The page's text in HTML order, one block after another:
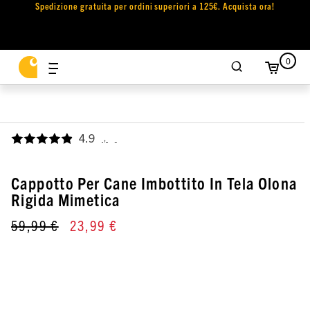
Spedizione gratuita per ordini superiori a 125€. Acquista ora!
0
4.9 ,
Cappotto Per Cane Imbottito In Tela Olona
Rigida Mimetica
59,99 € 23,99 €